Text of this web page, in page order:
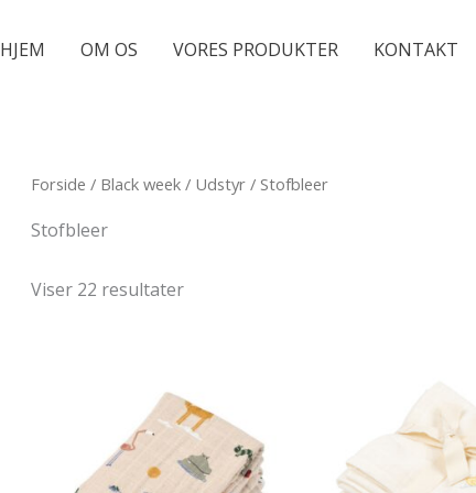
HJEM OM OS VORES PRODUKTER KONTAKT
Forside / Black week / Udstyr / Stofbleer
Stofbleer
Viser 22 resultater